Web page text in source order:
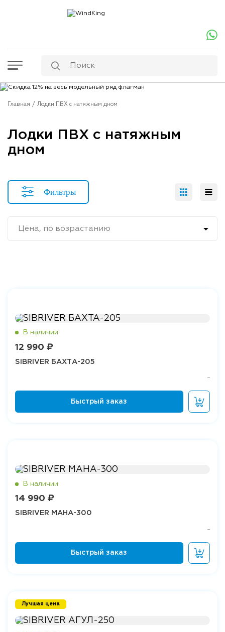
Главная Лодки ПВХ с натяжным дном
Лодки ПВХ с натяжным
дном
Фильтры
Цена, по возрастанию 
12 990 ₽
SIBRIVER БАХТА-205
14 990 ₽
SIBRIVER МАНА-300
Лучшая цена